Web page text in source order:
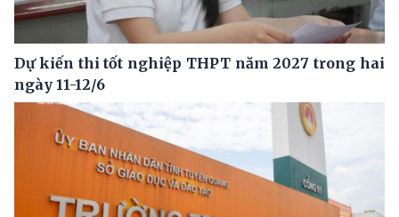
Dự kiến thi tốt nghiệp THPT năm 2027 trong hai
ngày 11-12/6